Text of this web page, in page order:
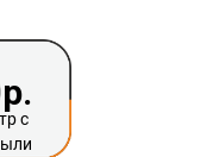
с